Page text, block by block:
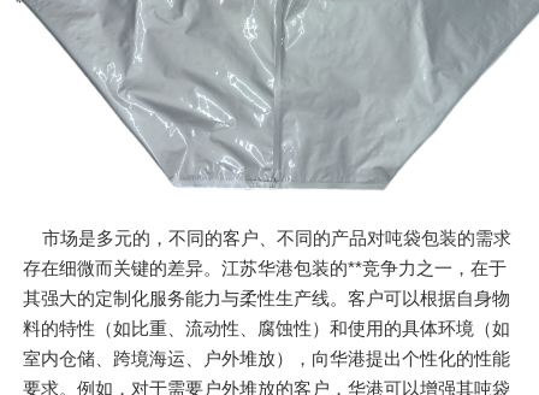
市场是多元的，不同的客户、不同的产品对吨袋包装的需求
存在细微而关键的差异。江苏华港包装的**竞争力之一，在于
其强大的定制化服务能力与柔性生产线。客户可以根据自身物
料的特性（如比重、流动性、腐蚀性）和使用的具体环境（如
室内仓储、跨境海运、户外堆放），向华港提出个性化的性能
要求。例如，对于需要户外堆放的客户，华港可以增强其吨袋